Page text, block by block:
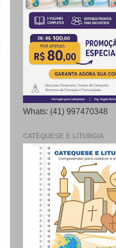
Whats: (41) 997470348
CATEQUESE E LITURGIA